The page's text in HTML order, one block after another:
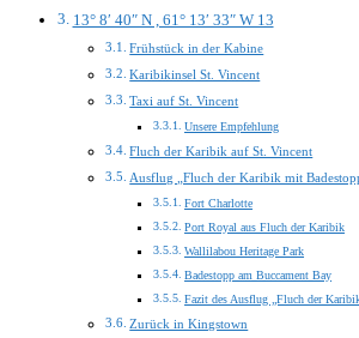
13° 8′ 40″ N , 61° 13′ 33″ W 13
Frühstück in der Kabine
Karibikinsel St. Vincent
Taxi auf St. Vincent
Unsere Empfehlung
Fluch der Karibik auf St. Vincent
Ausflug „Fluch der Karibik mit
Fort Charlotte
Port Royal aus Fluch der Karibik
Wallilabou Heritage Park
Badestopp am Buccament Bay
Fazit des Ausflug „Fluch der
Zurück in Kingstown